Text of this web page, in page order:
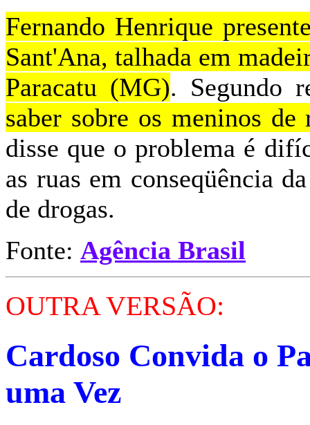
Fernando Henrique
Sant'Ana, talhada em
Paracatu (MG). Segundo
saber sobre os meninos
disse que o problema é
as ruas em conseqüência
de drogas.
Fonte: Agência Brasil
OUTRA VERSÃO:
Cardoso Convida o
uma Vez